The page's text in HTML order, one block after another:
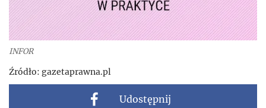
INFOR
Źródło: gazetaprawna.pl
Udostępnij